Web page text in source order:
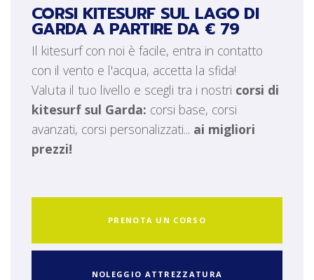
CORSI KITESURF SUL LAGO DI
GARDA A PARTIRE DA € 79
Il kitesurf con noi è facile, entra in contatto
con il vento e l'acqua, accetta la sfida!
Valuta il tuo livello e scegli tra i nostri corsi di
kitesurf sul Garda: corsi base, corsi
avanzati, corsi personalizzati... ai migliori
prezzi!
PRENOTA UN CORSO
NOLEGGIO ATTREZZATURA